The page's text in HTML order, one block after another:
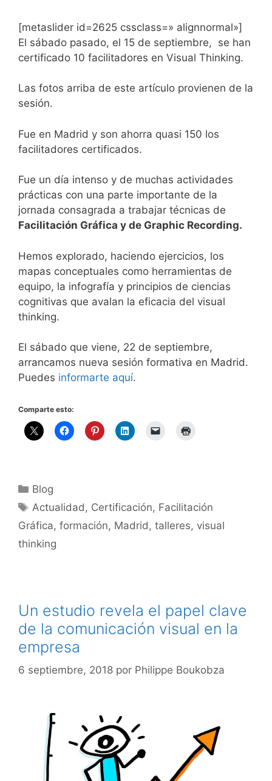
[metaslider id=2625 cssclass=» alignnormal»]
El sábado pasado, el 15 de septiembre, se han
certificado 10 facilitadores en Visual Thinking.
Las fotos arriba de este artículo provienen de la
sesión.
Fue en Madrid y son ahorra quasi 150 los
facilitadores certificados.
Fue un día intenso y de muchas actividades
prácticas con una parte importante de la
jornada consagrada a trabajar técnicas de
Facilitación Gráfica y de Graphic Recording.
Hemos explorado, haciendo ejercicios, los
mapas conceptuales como herramientas de
equipo, la infografía y principios de ciencias
cognitivas que avalan la eficacia del visual
thinking.
El sábado que viene, 22 de septiembre,
arrancamos nueva sesión formativa en Madrid.
Puedes informarte aquí.
Comparte esto:
Categorías
Blog
Etiquetas
Actualidad , Certificación, Facilitación
Gráfica, formación, Madrid , talleres, visual
thinking
Un estudio revela el papel clave
de la comunicación visual en la
empresa
6 septiembre, 2018 por Philippe Boukobza